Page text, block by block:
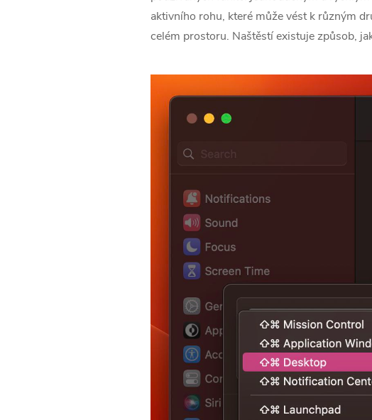
aktivního rohu, které může vést k různým
celém prostoru. Naštěstí existuje způsob,